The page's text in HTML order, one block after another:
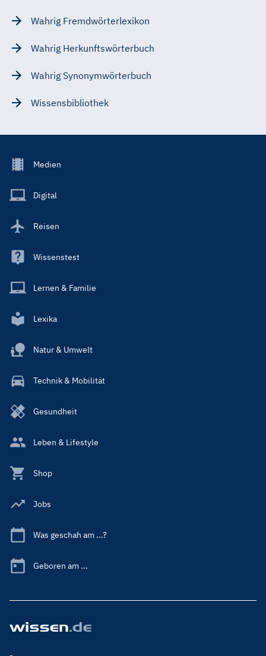
Wahrig Fremdwörterlexikon
Wahrig Herkunftswörterbuch
Wahrig Synonymwörterbuch
Wissensbibliothek
Footer
Main
Medien
Digital
Reisen
Wissenstest
Lernen & Familie
Lexika
Natur & Umwelt
Technik & Mobilität
Gesundheit
Leben & Lifestyle
Shop
Jobs
Was geschah am ...?
Geboren am ...